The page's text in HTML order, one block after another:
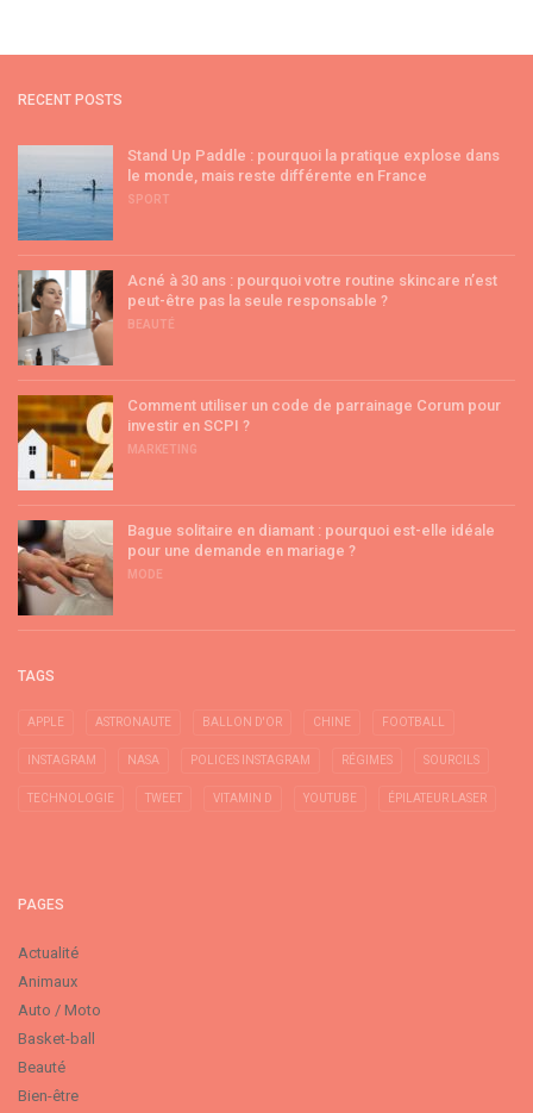
RECENT POSTS
Stand Up Paddle : pourquoi la pratique explose dans
le monde, mais reste différente en France
SPORT
Acné à 30 ans : pourquoi votre routine skincare n’est
peut-être pas la seule responsable ?
BEAUTÉ
Comment utiliser un code de parrainage Corum pour
investir en SCPI ?
MARKETING
Bague solitaire en diamant : pourquoi est-elle idéale
pour une demande en mariage ?
MODE
TAGS
APPLE ASTRONAUTE BALLON D'OR CHINE FOOTBALL
INSTAGRAM NASA POLICES INSTAGRAM RÉGIMES SOURCILS
TECHNOLOGIE TWEET VITAMIN D YOUTUBE ÉPILATEUR LASER
PAGES
Actualité
Animaux
Auto / Moto
Basket-ball
Beauté
Bien-être